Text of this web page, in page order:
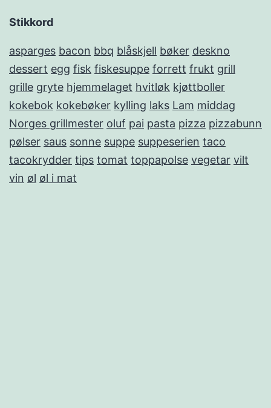
Stikkord
asparges bacon bbq blåskjell bøker deskno
dessert egg fisk fiskesuppe forrett frukt grill
grille gryte hjemmelaget hvitløk kjøttboller
kokebok kokebøker kylling laks Lam middag
Norges grillmester oluf pai pasta pizza pizzabunn
pølser saus sonne suppe suppeserien taco
tacokrydder tips tomat toppapolse vegetar vilt
vin øl øl i mat